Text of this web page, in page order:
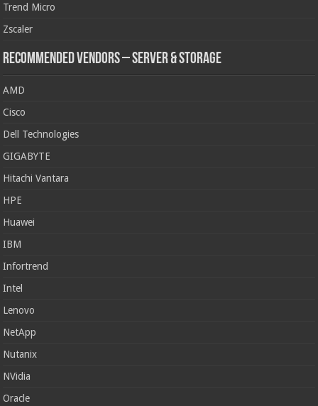
Trend Micro
Zscaler
Recommended Vendors – Server & Storage
AMD
Cisco
Dell Technologies
GIGABYTE
Hitachi Vantara
HPE
Huawei
IBM
Infortrend
Intel
Lenovo
NetApp
Nutanix
NVidia
Oracle